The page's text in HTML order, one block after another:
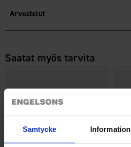
Samtycke Information
Arvostelut
Saatat myös tarvita